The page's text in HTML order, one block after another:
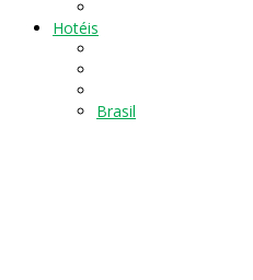
Hotéis
Brasil